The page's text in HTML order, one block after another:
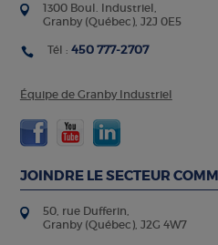
1300 Boul. Industriel,
Granby (Québec), J2J 0E5
Tél : 450 777-2707
Équipe de Granby Industriel
JOINDRE LE SECTEUR
50, rue Dufferin,
Granby (Québec), J2G 4W7